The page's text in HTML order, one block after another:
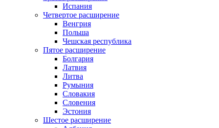
Испания
Четвертое расширение
Венгрия
Польша
Чешская республика
Пятое расширение
Болгария
Латвия
Литва
Румыния
Словакия
Словения
Эстония
Шестое расширение